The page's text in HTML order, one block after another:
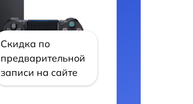
Скидка по
предварительной
записи на сайте